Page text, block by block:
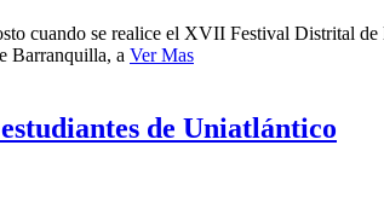
cuando se realice el XVII Festival Distrital
Barranquilla, a Ver Mas
de Uniatlántico